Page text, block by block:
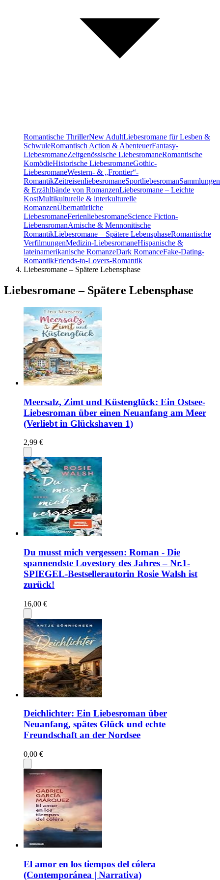
Romantische ThrillerNew AdultLiebesromane für Lesben &
SchwuleRomantisch Action & AbenteuerFantasy-
LiebesromaneZeitgenössische LiebesromaneRomantische
KomödieHistorische LiebesromaneGothic-
LiebesromaneWestern- & „Frontier“-
RomantikZeitreisenliebesromaneSportliebesromanSammlungen
& Erzählbände von RomanzenLiebesromane – Leichte
KostMultikulturelle & interkulturelle
RomanzenÜbernatürliche
LiebesromaneFerienliebesromaneScience Fiction-
LiebensromanAmische & Mennonitische
RomantikLiebesromane – Spätere LebensphaseRomantische
VerfilmungenMedizin-LiebesromaneHispanische &
lateinamerikanische RomanzeDark RomanceFake-Dating-
RomantikFriends-to-Lovers-Romantik
Liebesromane – Spätere Lebensphase
Liebesromane – Spätere Lebensphase
Meersalz, Zimt und Küstenglück: Ein Ostsee-
Liebesroman über einen Neuanfang am Meer
(Verliebt in Glückshaven 1)
2,99 €
Du musst mich vergessen: Roman - Die
spannendste Lovestory des Jahres – Nr.1-
SPIEGEL-Bestsellerautorin Rosie Walsh ist
zurück!
16,00 €
Deichlichter: Ein Liebesroman über
Neuanfang, spätes Glück und echte
Freundschaft an der Nordsee
0,00 €
El amor en los tiempos del cólera
(Contemporánea | Narrativa)